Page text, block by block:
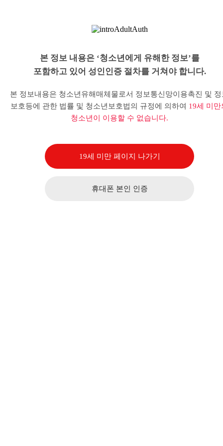
본 정보 내용은 ‘청소년에게 유해한 정보’를
포함하고 있어 성인인증 절차를 거쳐야 합니다.
본 정보내용은 청소년유해매체물로서 정보통신망이용촉진 및 정
보호등에 관한 법률 및 청소년보호법의 규정에 의하여 19세 미만
청소년이 이용할 수 없습니다.
19세 미만 페이지 나가기
휴대폰 본인 인증